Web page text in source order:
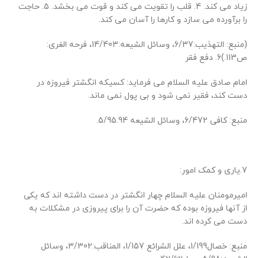
زیاد می کند. 4. قلب را تقویت می کند و قوت می بخشد. 5. حاجت
را برآورده می سازد و کارها را آسان می کند.
(منبع: التهذیب:6/37، وسائل الشیعه:14/403، فرحه الغری:
ص113.)6. دفع فقر
امام صادق علیه السلام می فرماید: کسیکه انگشتر فیروزه در
دست کند، فقیر نمی شود و بی پول نمی ماند.
منبع: کافی 6/472، وسائل الشیعه 5/95.94.
7.یاری و کمک امور:
امیرمومنان علیه السلام چهار انگشتر در دست داشته اند که یکی
از آنها فیروزه بوده که حضرت آن را برای پیروزی در مشکلات به
دست می کرده اند.
منبع: خصال1/199، علل الشرائع 1/157، المناقب:3/302، وسائل